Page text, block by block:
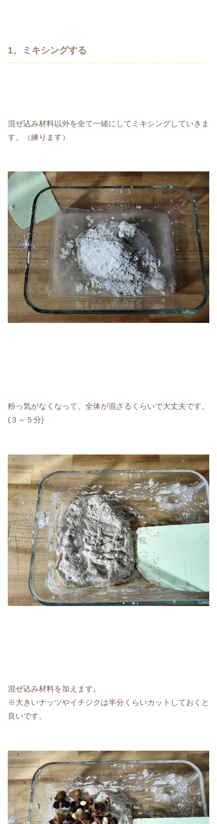
1、ミキシングする
混ぜ込み材料以外を全て一緒にしてミキシングしていきま
す。（練ります）
粉っ気がなくなって、全体が混ざるくらいで大丈夫です。
(３～５分)
混ぜ込み材料を加えます。
※大きいナッツやイチジクは半分くらいカットしておくと
良いです。